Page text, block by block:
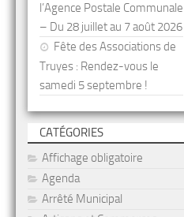
l’Agence Postale Communale
– Du 28 juillet au 7 août 2026
Fête des Associations de
Truyes : Rendez-vous le
samedi 5 septembre !
CATÉGORIES
Affichage obligatoire
Agenda
Arrêté Municipal